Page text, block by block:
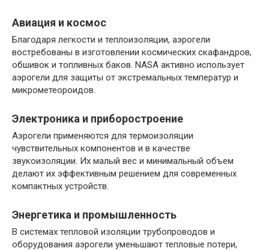
Авиация и космос
Благодаря легкости и теплоизоляции, аэрогели
востребованы в изготовлении космических скафандров,
обшивок и топливных баков. NASA активно использует
аэрогели для защиты от экстремальных температур и
микрометеороидов.
Электроника и приборостроение
Аэрогели применяются для термоизоляции
чувствительных компонентов и в качестве
звукоизоляции. Их малый вес и минимальный объем
делают их эффективным решением для современных
компактных устройств.
Энергетика и промышленность
В системах тепловой изоляции трубопроводов и
оборудования аэрогели уменьшают тепловые потери,